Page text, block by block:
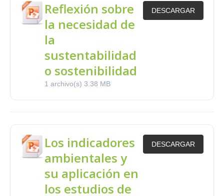
Reflexión sobre
la necesidad de
la
sustentabilidad
o sostenibilidad
1 archivo(s) 3.38 MB
DESCARGAR
Los indicadores
ambientales y
su aplicación en
los estudios de
DESCARGAR